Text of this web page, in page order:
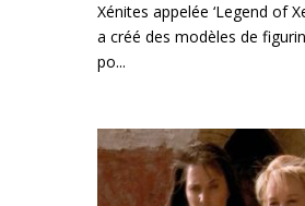
Xénites appelée ‘Legend of
a créé des modèles de
po...